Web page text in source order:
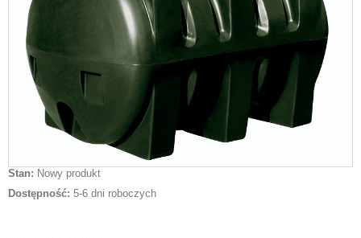
Stan: Nowy produkt
Dostępność: 5-6 dni roboczych